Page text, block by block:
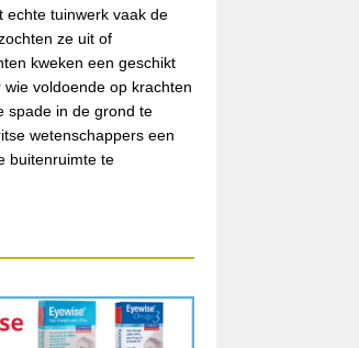
echte tuinwerk vaak de
ze uit of
kweken een geschikt
wie voldoende op krachten
spade in de grond te
wetenschappers een
buitenruimte te